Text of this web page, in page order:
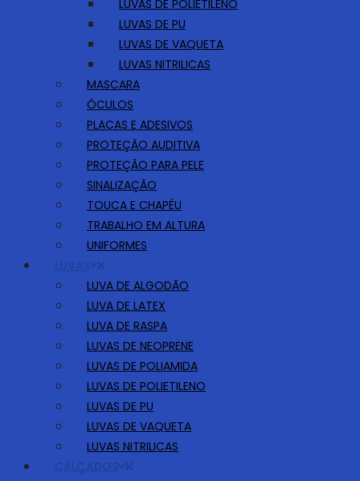
LUVAS DE POLIETILENO
LUVAS DE PU
LUVAS DE VAQUETA
LUVAS NITRILICAS
MASCARA
ÓCULOS
PLACAS E ADESIVOS
PROTEÇÃO AUDITIVA
PROTEÇÃO PARA PELE
SINALIZAÇÃO
TOUCA E CHAPÉU
TRABALHO EM ALTURA
UNIFORMES
LUVAS
LUVA DE ALGODÃO
LUVA DE LATEX
LUVA DE RASPA
LUVAS DE NEOPRENE
LUVAS DE POLIAMIDA
LUVAS DE POLIETILENO
LUVAS DE PU
LUVAS DE VAQUETA
LUVAS NITRILICAS
CALÇADOS